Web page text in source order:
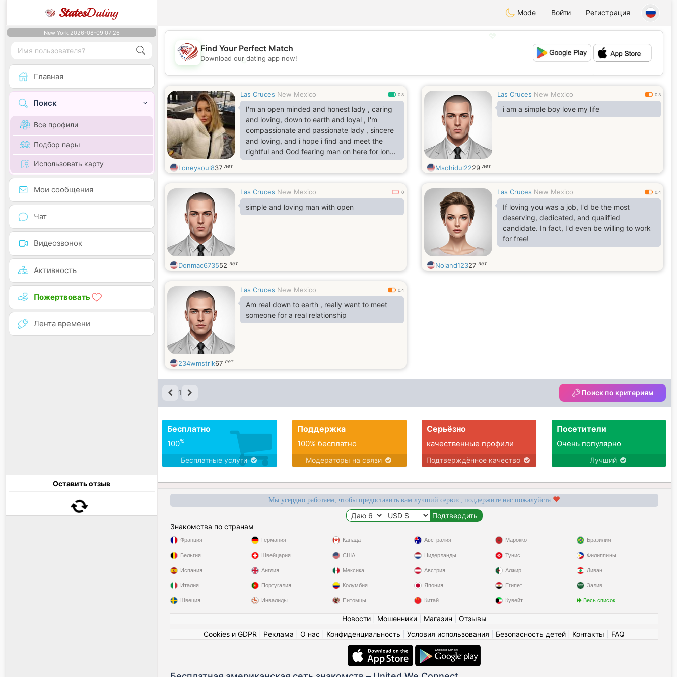
StatesDating Mode Войти Регистрация
New York 2026-08-09 07:26
Главная
Поиск
Все профили
Подбор пары
Использовать карту
Мои сообщения
Чат
Видеозвонок
Активность
Пожертвовать
Лента времени
Оставить отзыв
💖
💕
Find Your Perfect Match
Download our dating app now!
Las Cruces New Mexico 0.8
I'm an open minded and honest lady , caring
and loving, down to earth and loyal , I'm
compassionate and passionate lady , sincere
and loving, and i hope i find and meet the
rightful and God fearing man on here for long
lasting relationship
Loneysoul837 лет
Las Cruces New Mexico 0.3
i am a simple boy love my life
Msohidul2229 лет
Las Cruces New Mexico 0
simple and loving man with open
Donmac673552 лет
Las Cruces New Mexico 0.4
If loving you was a job, I'd be the most
deserving, dedicated, and qualified
candidate. In fact, I'd even be willing to work
for free!
Noland12327 лет
Las Cruces New Mexico 0.4
Am real down to earth , really want to meet
someone for a real relationship
234wmstrik67 лет
1 Поиск по критериям
Бесплатно
100%
Бесплатные услуги
Поддержка
100% бесплатно
Модераторы на связи
Серьёзно
качественные профили
Подтверждённое качество
Посетители
Очень популярно
Лучший
Мы усердно работаем, чтобы предоставить вам лучший сервис, поддержите нас пожалуйста
Знакомства по странам
Франция
Бельгия
Испания
Италия
Швеция
Германия
Швейцария
Англия
Португалия
Инвалиды
Канада
США
Мексика
Колумбия
Питомцы
Австралия
Нидерланды
Австрия
Япония
Китай
Марокко
Тунис
Алжир
Египет
Кувейт
Бразилия
Филиппины
Ливан
Залив
Весь список
Новости| Мошенники| Магазин
Отзывы
Cookies и GDPR
Реклама О нас Конфиденциальность Условия использования Безопасность детей Контакты FAQ